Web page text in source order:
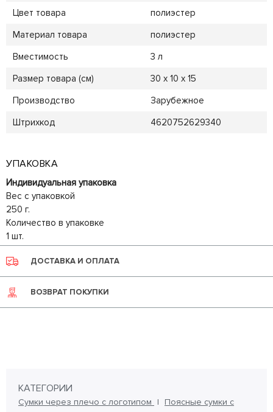
Цвет товара
полиэстер
Материал товара
полиэстер
Вместимость
3 л
Размер товара (см)
30 х 10 х 15
Производство
Зарубежное
Штрихкод
4620752629340
УПАКОВКА
Индивидуальная упаковка
Вес с упаковкой
250 г.
Количество в упаковке
1 шт.
ДОСТАВКА И ОПЛАТА
ВОЗВРАТ ПОКУПКИ
КАТЕГОРИИ
Сумки через плечо с логотипом
Поясные сумки с